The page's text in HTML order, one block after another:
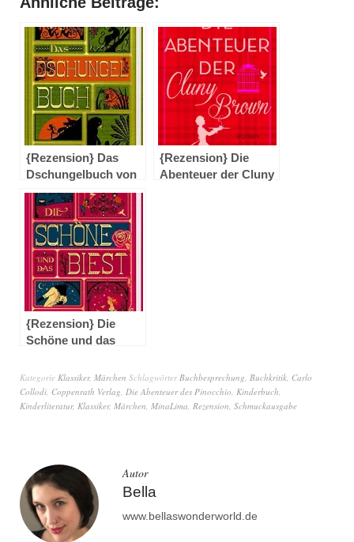
{Rezension} Das
Dschungelbuch von
Rudyard Kipling
{Rezension} Die
Abenteuer der Cluny
{Rezension} Die
Schöne und das
Suzanne Barbot de
Villeneuve
Kategorie Klassiker, Märchen SchlagwörterBuchbesprechung, Buchkritik, Carlo
Collodi, Coppenrath Verlag, Die Abenteuer des Pinocchio, Kinderbuch,
Kinderliteratur, Klassiker, Märchen, MinaLima, Rezension, Schmuckausgabe
Autor
Bella
www.bellaswonderworld.de